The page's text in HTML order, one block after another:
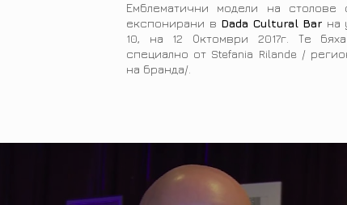
Емблематични модели на столове
експонирани в Dada Cultural Bar на
10, на 12 Октомври 2017г. Те
специално от Stefania Rilande /
на бранда/.